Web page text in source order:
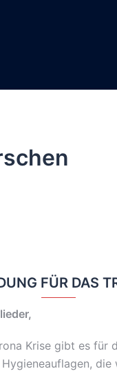
FÜR DAS
Krise gibt es für
die